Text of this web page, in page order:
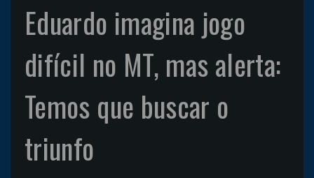
Eduardo imagina jogo
difícil no MT, mas alerta:
Temos que buscar o
triunfo